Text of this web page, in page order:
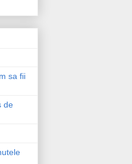
sa fii
de